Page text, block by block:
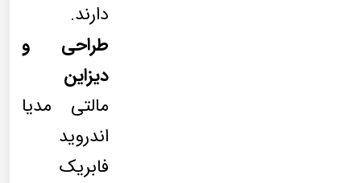
دارند.
طراحی و
دیزاین
مالتی مدیا
اندروید
فابریک